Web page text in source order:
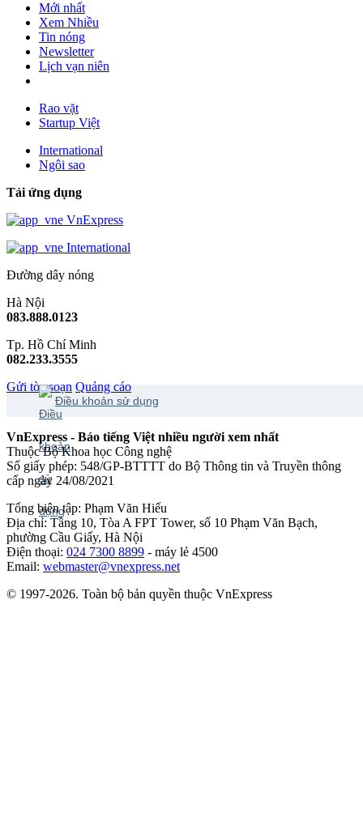
Mới nhất
Xem Nhiều
Tin nóng
Newsletter
Lịch vạn niên
Rao vặt
Startup Việt
International
Ngôi sao
Tải ứng dụng
VnExpress
International
Đường dây nóng
Hà Nội
083.888.0123
Tp. Hồ Chí Minh
082.233.3555
Gửi tòa soạn Quảng cáo
Điều khoản sử dụng
VnExpress - Báo tiếng Việt nhiều người xem nhất
Thuộc Bộ Khoa học Công nghệ
Số giấy phép: 548/GP-BTTTT do Bộ Thông tin và Truyền thông
cấp ngày 24/08/2021
Tổng biên tập: Phạm Văn Hiếu
Địa chỉ: Tầng 10, Tòa A FPT Tower, số 10 Phạm Văn Bạch,
phường Cầu Giấy, Hà Nội
Điện thoại: 024 7300 8899 - máy lẻ 4500
Email: webmaster@vnexpress.net
© 1997-2026. Toàn bộ bản quyền thuộc VnExpress